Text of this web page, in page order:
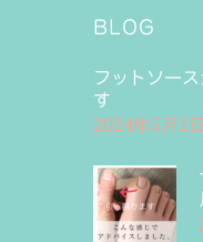
BLOG
フットソー
す
2024年5月1日